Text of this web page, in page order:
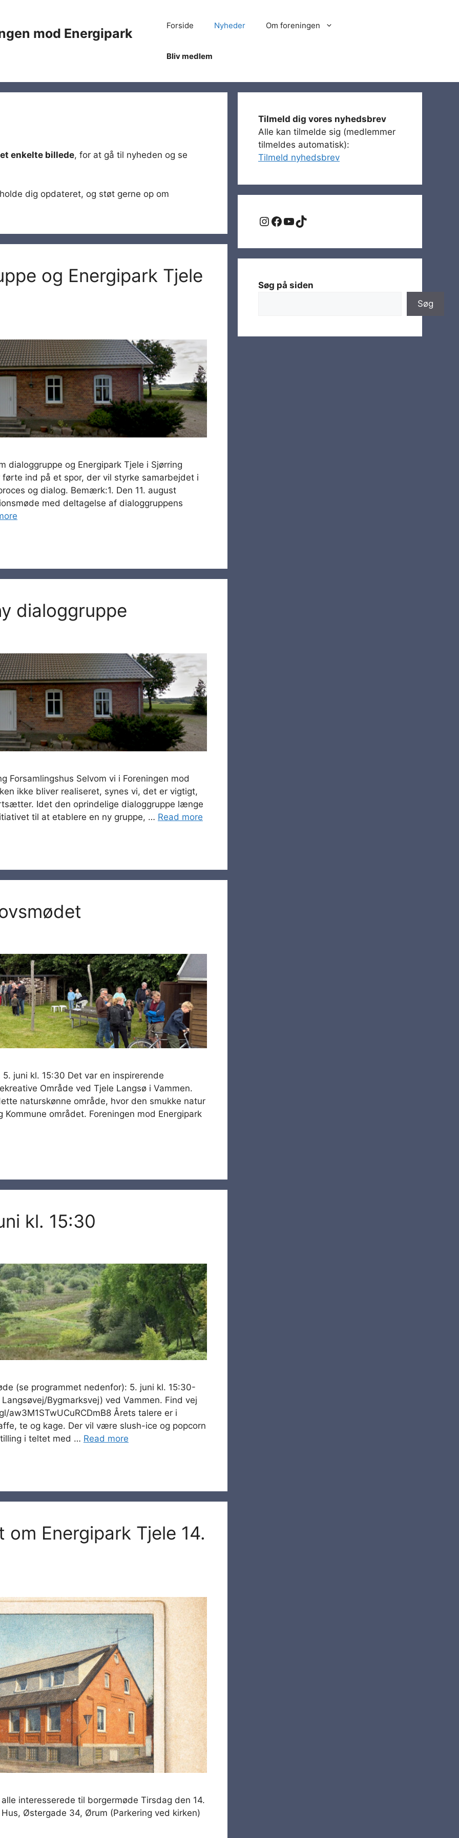
mod Energipark
Forside Nyheder Om foreningen
Bliv medlem
enkelte billede, for at gå til nyheden og se
dig opdateret, og støt gerne op om
og Energipark Tjele
dialoggruppe og Energipark Tjele i Sjørring
ind på et spor, der vil styrke samarbejdet i
og dialog. Bemærk:1. Den 11. august
med deltagelse af dialoggruppens
dialoggruppe
Forsamlingshus Selvom vi i Foreningen mod
ikke bliver realiseret, synes vi, det er vigtigt,
Idet den oprindelige dialoggruppe længe
til at etablere en ny gruppe, … Read more
juni kl. 15:30 Det var en inspirerende
Område ved Tjele Langsø i Vammen.
naturskønne område, hvor den smukke natur
området. Foreningen mod Energipark
kl. 15:30
(se programmet nedenfor): 5. juni kl. 15:30-
Bygmarksvej) ved Vammen. Find vej
aw3M1STwUCuRCDmB8 Årets talere er i
te og kage. Der vil være slush-ice og popcorn
i teltet med … Read more
Energipark Tjele 14.
interesserede til borgermøde Tirsdag den 14.
Østergade 34, Ørum (Parkering ved kirken)
Tilmeld dig vores nyhedsbrev
Alle kan tilmelde sig (medlemmer
tilmeldes automatisk):
Tilmeld nyhedsbrev
Instagram
Facebook
YouTube
TikTok
Søg på siden
Søg